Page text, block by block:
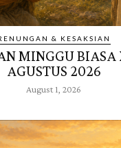
& KESAKSIAN
MINGGU
AGUSTUS 2026
August 1, 2026